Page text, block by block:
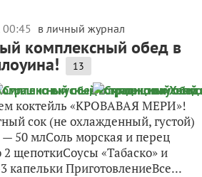
00:45 в личный журнал
комплексный обед в
13
коктейль «КРОВАВАЯ МЕРИ»!
сок (не охлажденный, густой)
50 млСоль морская и перец
щепоткиСоусы «Табаско» и
капельки ПриготовлениеВсе...